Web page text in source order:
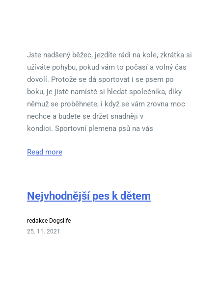
Jste nadšený běžec, jezdíte rádi na kole, zkrátka si
užíváte pohybu, pokud vám to počasí a volný čas
dovolí. Protože se dá sportovat i se psem po
boku, je jistě namístě si hledat společníka, díky
němuž se proběhnete, i když se vám zrovna moc
nechce a budete se držet snadněji v
kondici. Sportovní plemena psů na vás
Read more
Nejvhodnější pes k dětem
redakce Dogslife
25. 11. 2021